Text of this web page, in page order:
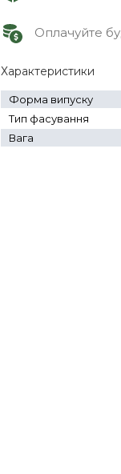
Оплачуйте
Характеристики
Форма випуску
Тип фасування
Вага